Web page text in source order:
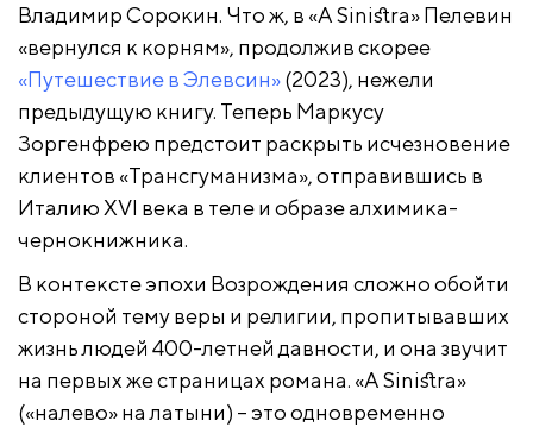
Владимир Сорокин. Что ж, в «A Sinistra» Пелевин
«вернулся к корням», продолжив скорее
«Путешествие в Элевсин»(2023), нежели
предыдущую книгу. Теперь Маркусу
Зоргенфрею предстоит раскрыть исчезновение
клиентов «Трансгуманизма», отправившись в
Италию XVI века в теле и образе алхимика-
чернокнижника.
В контексте эпохи Возрождения сложно обойти
стороной тему веры и религии, пропитывавших
жизнь людей 400-летней давности, и она звучит
на первых же страницах романа. «A Sinistra»
(«налево» на латыни) – это одновременно